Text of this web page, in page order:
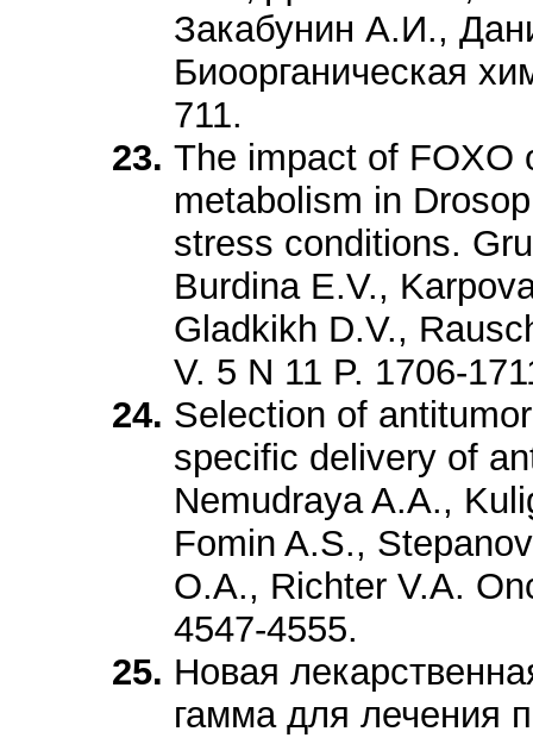
Закабунин А.И.,
Биоорганическая
711.
The impact of FOXO
metabolism in
stress conditions.
Burdina E.V.,
Gladkikh D.V.,
V. 5 N 11 P. 1706-
Selection of
specific delivery of
Nemudraya A.A.,
Fomin A.S.,
O.A., Richter V.A.
4547-4555.
Новая
гамма для лечения